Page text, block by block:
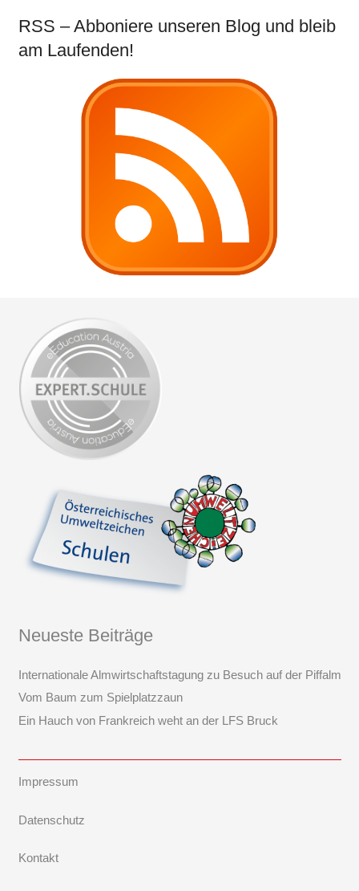
RSS – Abboniere unseren Blog und bleib
am Laufenden!
Neueste Beiträge
Internationale Almwirtschaftstagung zu Besuch auf der Piffalm
Vom Baum zum Spielplatzzaun
Ein Hauch von Frankreich weht an der LFS Bruck
Impressum
Datenschutz
Kontakt